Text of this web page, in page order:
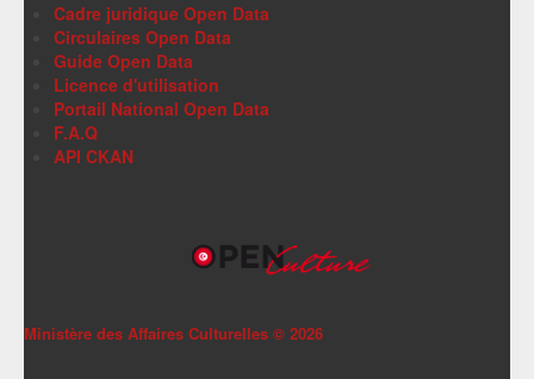
Cadre juridique Open Data
Circulaires Open Data
Guide Open Data
Licence d'utilisation
Portail National Open Data
F.A.Q
API CKAN
Ministère des Affaires Culturelles © 2026